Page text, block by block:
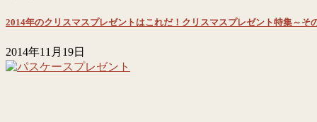
2014年のクリスマスプレゼントはこれだ！クリスマスプレゼント特集～そ
2014年11月19日